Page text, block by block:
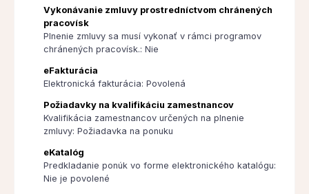
Vykonávanie zmluvy prostredníctvom chránených
pracovísk
Plnenie zmluvy sa musí vykonať v rámci programov
chránených pracovísk.: Nie
eFakturácia
Elektronická fakturácia: Povolená
Požiadavky na kvalifikáciu zamestnancov
Kvalifikácia zamestnancov určených na plnenie
zmluvy: Požiadavka na ponuku
eKatalóg
Predkladanie ponúk vo forme elektronického katalógu:
Nie je povolené